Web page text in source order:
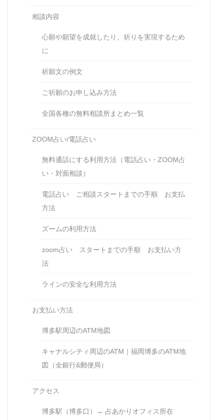
相談内容
心願や願望を成就したり、祈りを実現するため
に
祈願文の例文
ご祈願のお申し込み方法
全国各種の無料相談所まとめ一覧
ZOOM占い/電話占い
無料通話にする利用方法（電話占い・ZOOM占
い・対面相談）
電話占い ご相談スタートまでの手順 お支払
方法
ズームの利用方法
zoom占い スタートまでの手順 お支払い方
法
ラインの安全な利用方法
お支払い方法
博多駅周辺のATM地図
キャナルシティ周辺のATM｜福岡博多のATM地
図（全銀行&郵便局）
アクセス
博多駅（博多口）→ 占あかりオフィス所在